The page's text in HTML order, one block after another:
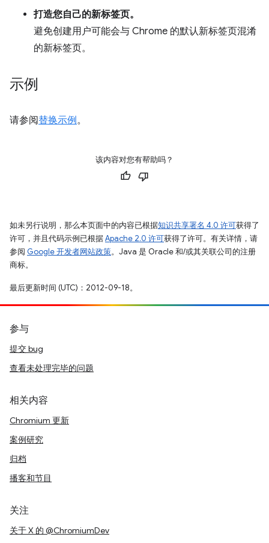
打造您自己的新标签页。
避免创建用户可能会与 Chrome 的默认新标签页混淆
的新标签页。
示例
请参阅替换示例。
该内容对您有帮助吗？
如未另行说明，那么本页面中的内容已根据知识共享署名 4.0 许可获得了
许可，并且代码示例已根据Apache 2.0 许可获得了许可。有关详情，请
参阅 Google 开发者网站政策。Java 是 Oracle 和/或其关联公司的注册
商标。
最后更新时间 (UTC)：2012-09-18。
参与
提交 bug
查看未处理完毕的问题
相关内容
Chromium 更新
案例研究
归档
播客和节目
关注
关于 X 的 @ChromiumDev